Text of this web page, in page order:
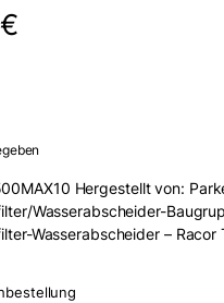
€
Hergestellt von:
Wasserabscheider-
Wasserabscheider – Racor